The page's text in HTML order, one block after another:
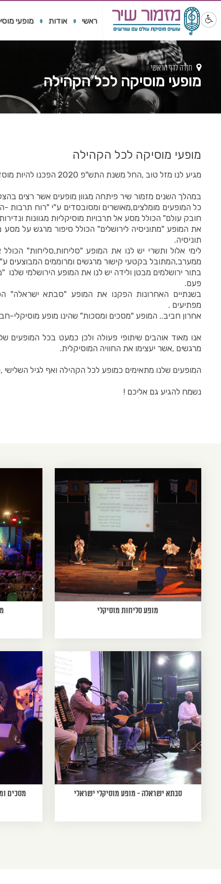
ראשי אודות מופעי
חזרה לדף הראשי
מופעי מוסיקה לכל הקהילה
מופעי מוסיקה לכל הקהילה
מגיע לנו מזל טוב ,החל משנת התש"פ 2020 הפכנו להיות מוסד מוכר הנתמך ע"י משרד התרבות !
במהלך השנים מזמור שיר פיתחה מגוון מופעים אשר רצים
כל המופעים מומלצים,מאושרים ומסובסדים ע"י "רוח תרבות
חובק עולם" הכולל מסע אל תרבויות מוסיקליות מגוונות
את המופע "מתוניסיה לירושלים" הכולל סיפור מרגש על מסע
תוניסיה.
לימי אלול ותשרי יש לנו את המופע "סליחות,סליחות"
ממערב,המתובל בקטעי קישור מרגשים ומרוממים המבוצעים
בתור ירושלמים מבטן ולידה יש לנו את המופע הירושלמי שלנו
פעם.
בשנתיים האחרונות הפקנו את המופע "סבתא ישראלה"
מפתיעים .
אחרון חביב.. המופע "מסכים ומסכות" שהינו מופע מוסיקלי-
אנו מאוד אוהבים שיתופי פעולה ולכן כמעט בכל המופעים
מרגשים ,אשר יעצימו את החוויה המוסיקלית.
המופעים שלנו מתאימים כמופע לכל הקהילה ואף לגיל השלישי
נשמח להגיע גם אליכם !
מופע סליחות מוסיקלי
סבתא ישראלה - מופע מוסיקלי ישראלי מסכים